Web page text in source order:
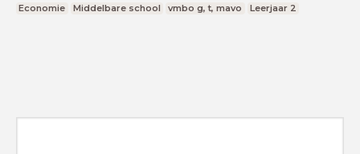
Economie Middelbare school vmbo g, t, mavo Leerjaar 2